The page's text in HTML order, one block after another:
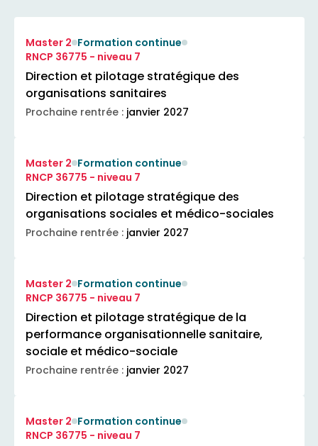
Master 2 Formation continue
RNCP 36775 - niveau 7
Direction et pilotage stratégique des
organisations sanitaires
Prochaine rentrée : janvier 2027
Master 2 Formation continue
RNCP 36775 - niveau 7
Direction et pilotage stratégique des
organisations sociales et médico-sociales
Prochaine rentrée : janvier 2027
Master 2 Formation continue
RNCP 36775 - niveau 7
Direction et pilotage stratégique de la
performance organisationnelle sanitaire,
sociale et médico-sociale
Prochaine rentrée : janvier 2027
Master 2 Formation continue
RNCP 36775 - niveau 7